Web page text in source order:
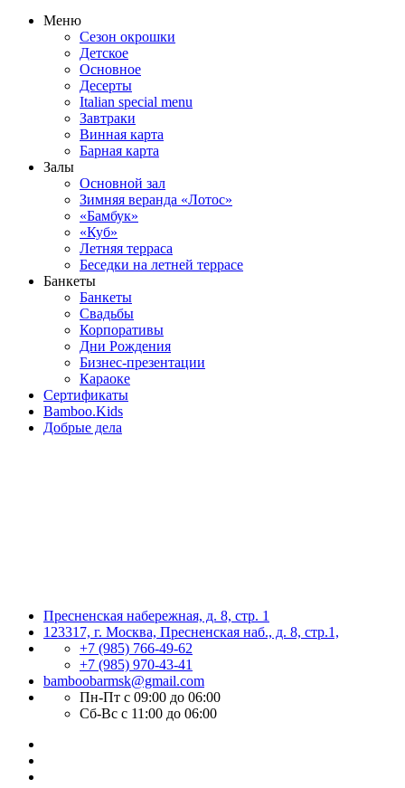
Меню
Сезон окрошки
Детское
Основное
Десерты
Italian special menu
Завтраки
Винная карта
Барная карта
Залы
Основной зал
Зимняя веранда «Лотос»
«Бамбук»
«Куб»
Летняя терраса
Беседки на летней террасе
Банкеты
Банкеты
Свадьбы
Корпоративы
Дни Рождения
Бизнес-презентации
Караоке
Сертификаты
Bamboo.Kids
Добрые дела
Пресненская набережная, д. 8, стр. 1
123317, г. Москва, Пресненская наб., д. 8, стр.1,
+7 (985) 766-49-62
+7 (985) 970-43-41
bamboobarmsk@gmail.com
Пн-Пт с 09:00 до 06:00
Сб-Вс с 11:00 до 06:00